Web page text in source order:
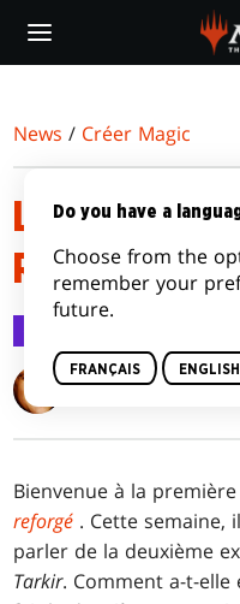
main
News / Créer Magic
LES ALÉAS
REFORGÉ,
Mark Rosewater
Bienvenue à la
reforgé . Cette semaine,
parler de la deuxième
Tarkir. Comment a-t-elle
Do you have a
Choose from the
remember your
future.
FRANÇAIS ENGLISH